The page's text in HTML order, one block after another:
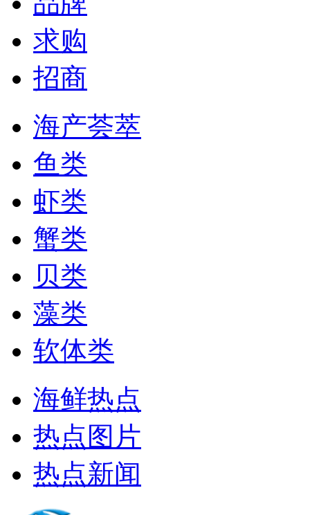
求购
招商
海产荟萃
鱼类
虾类
蟹类
贝类
藻类
软体类
海鲜热点
热点图片
热点新闻